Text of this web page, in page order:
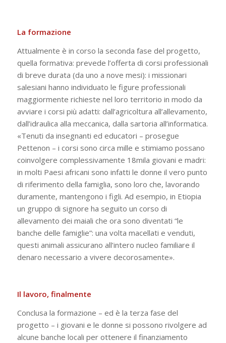
La formazione
Attualmente è in corso la seconda fase del progetto,
quella formativa: prevede l’offerta di corsi professionali
di breve durata (da uno a nove mesi): i missionari
salesiani hanno individuato le figure professionali
maggiormente richieste nel loro territorio in modo da
avviare i corsi più adatti: dall’agricoltura all’allevamento,
dall’idraulica alla meccanica, dalla sartoria all’informatica.
«Tenuti da insegnanti ed educatori – prosegue
Pettenon – i corsi sono circa mille e stimiamo possano
coinvolgere complessivamente 18mila giovani e madri:
in molti Paesi africani sono infatti le donne il vero punto
di riferimento della famiglia, sono loro che, lavorando
duramente, mantengono i figli. Ad esempio, in Etiopia
un gruppo di signore ha seguito un corso di
allevamento dei maiali che ora sono diventati “le
banche delle famiglie”: una volta macellati e venduti,
questi animali assicurano all’intero nucleo familiare il
denaro necessario a vivere decorosamente».
Il lavoro, finalmente
Conclusa la formazione – ed è la terza fase del
progetto – i giovani e le donne si possono rivolgere ad
alcune banche locali per ottenere il finanziamento